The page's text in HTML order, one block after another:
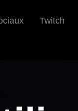
Twitch